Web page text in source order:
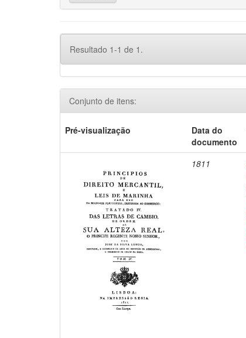
Resultado 1-1 de 1.
Conjunto de itens:
Pré-visualização
Data do
documento
1811